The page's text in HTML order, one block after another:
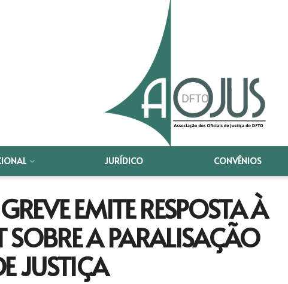
JURÍDICO CONVÊNIOS
EMITE RESPOSTA À
SOBRE A PARALISAÇÃO
JUSTIÇA